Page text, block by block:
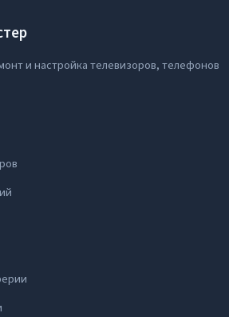
и настройка телевизоров, телефонов